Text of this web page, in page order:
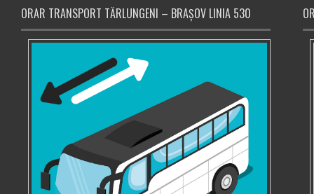
ORAR TRANSPORT TĂRLUNGENI – BRAȘOV LINIA 530